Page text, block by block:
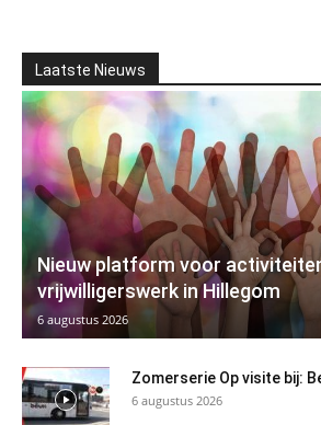
Laatste Nieuws
Nieuw platform voor
vrijwilligerswerk in Hillegom
6 augustus 2026
Zomerserie Op visite bij:
6 augustus 2026